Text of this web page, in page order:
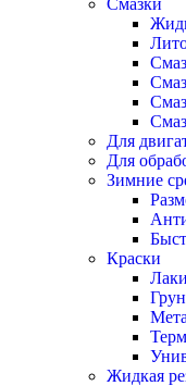
Смазки
Для
Для
Зимние
Краски
Лаки
Жидкая